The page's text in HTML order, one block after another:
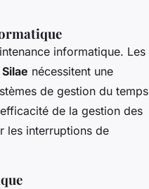
informatique. Les
Silae nécessitent une
de gestion du temps
de la gestion des
les interruptions de